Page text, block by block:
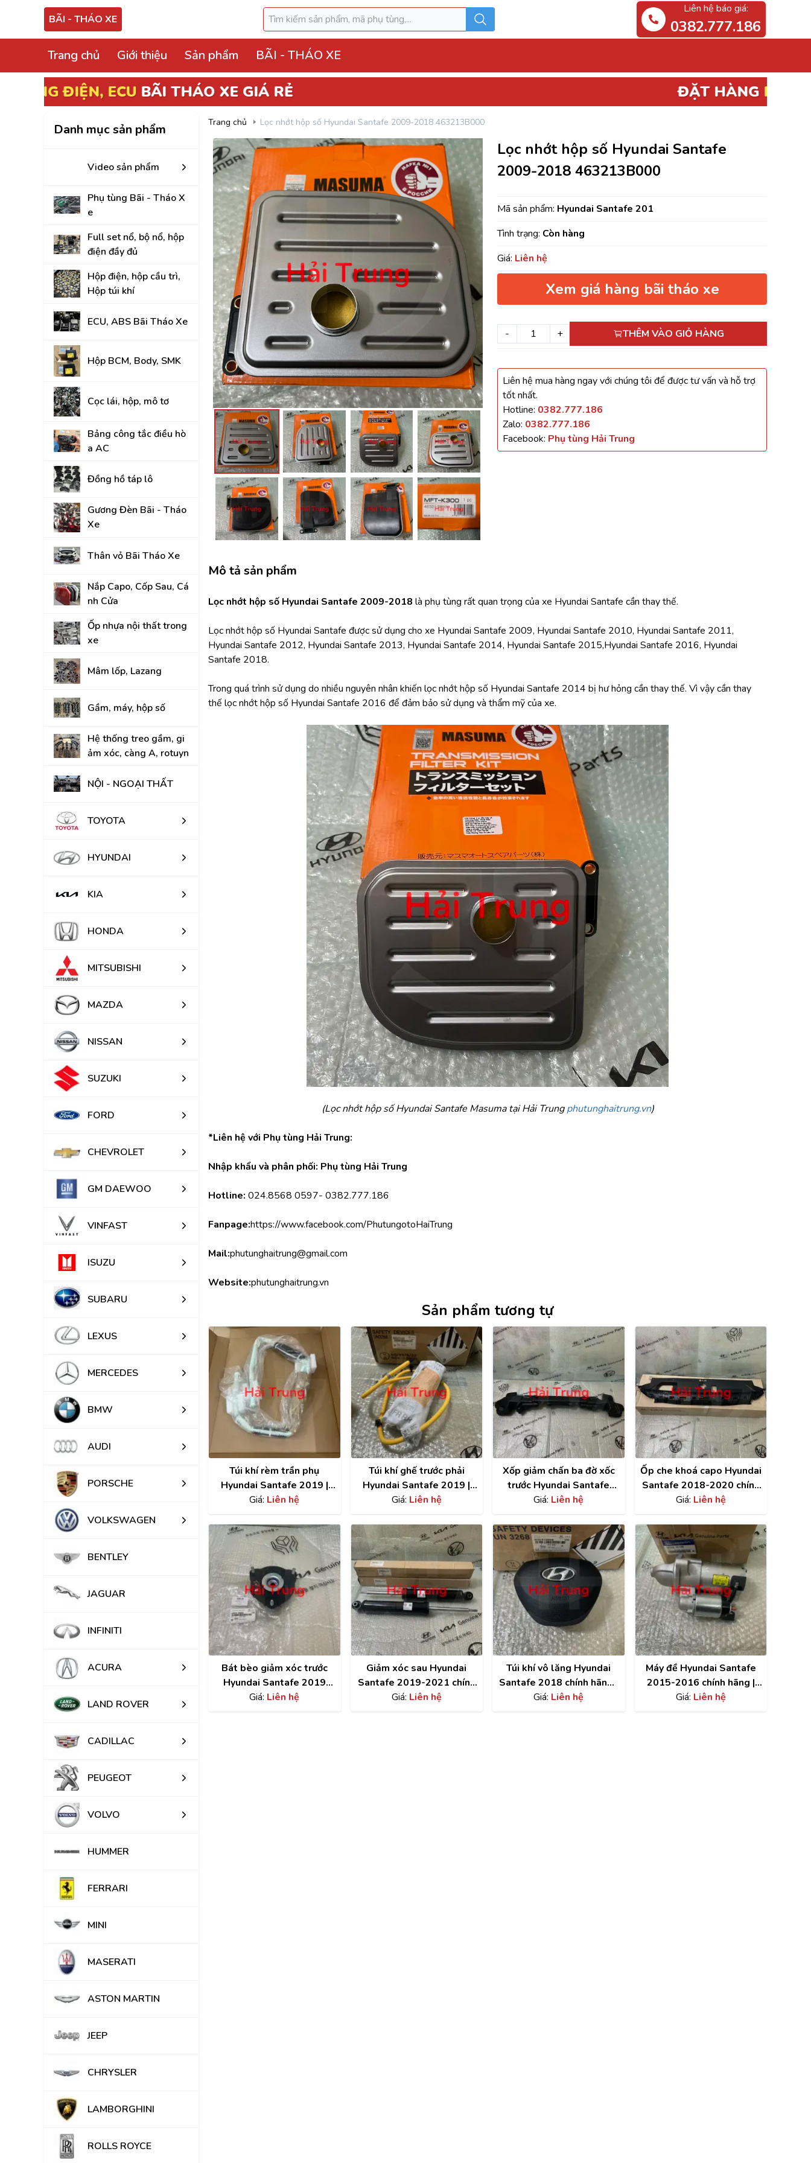
BÃI - THÁO XE
Liên hệ báo giá:
0382.777.186
Trang chủ Giới thiệu Sản phẩm
Video sản phẩm
Phụ tùng Bãi - Tháo Xe
Hộp điện, hộp cầu trì, Hộp túi khí
ECU, ABS Bãi Tháo Xe
Hộp BCM, Body, SMK
Cọc lái, hộp, mô tơ
Bảng công tắc điều hòa AC
Đồng hồ táp lô
Gương Đèn Bãi - Tháo Xe
Thân vỏ Bãi Tháo Xe
Nắp Capo, Cốp Sau, Cánh Cửa
Ốp nhựa nội thất trong xe
Mâm lốp, Lazang
Gầm, máy, hộp số
Hệ thống treo gầm, giảm xóc, càng
A, rotuyn
NỘI - NGOẠI THẤT
TOYOTA
HYUNDAI
BÃI - THÁO XE
PHỤ TÙNG ĐIỆN, ECU
Danh mục sản phẩm
Video sản phẩm
Phụ tùng Bãi - Tháo X
e
Full set nổ, bộ nổ, hộp
điện đầy đủ
Hộp điện, hộp cầu trì,
Hộp túi khí
ECU, ABS Bãi Tháo Xe
Hộp BCM, Body, SMK
Cọc lái, hộp, mô tơ
Bảng công tắc điều hò
a AC
Đồng hồ táp lô
Gương Đèn Bãi - Tháo
Xe
Thân vỏ Bãi Tháo Xe
Nắp Capo, Cốp Sau, Cá
nh Cửa
Ốp nhựa nội thất trong
xe
Mâm lốp, Lazang
Gầm, máy, hộp số
Hệ thống treo gầm, gi
ảm xóc, càng A, rotuyn
NỘI - NGOẠI THẤT
TOYOTA
HYUNDAI
KIA
HONDA
MITSUBISHI
MAZDA
NISSAN
SUZUKI
FORD
CHEVROLET
GM DAEWOO
VINFAST
ISUZU
SUBARU
LEXUS
MERCEDES
BMW
AUDI
PORSCHE
VOLKSWAGEN
BENTLEY
JAGUAR
INFINITI
ACURA
LAND ROVER
CADILLAC
PEUGEOT
VOLVO
HUMMER
FERRARI
MINI
MASERATI
ASTON MARTIN
JEEP
CHRYSLER
LAMBORGHINI
ROLLS ROYCE
Trang chủ Lọc nhớt hộp số Hyundai Santafe 2009-2018 463213B000
Lọc nhớt hộp số Hyundai Santafe
2009-2018 463213B000
Mã sản phẩm: Hyundai Santafe 201
Tình trạng: Còn hàng
Giá: Liên hệ
Xem giá hàng bãi tháo xe
- + THÊM VÀO GIỎ HÀNG
Liên hệ mua hàng ngay với chúng tôi để được tư vấn và hỗ trợ
tốt nhất.
Hotline: 0382.777.186
Zalo: 0382.777.186
Facebook: Phụ tùng Hải Trung
Mô tả sản phẩm
Lọc nhớt hộp số Hyundai Santafe 2009-2018 là phụ tùng rất quan trọng của xe Hyundai Santafe cần thay thế.
Lọc nhớt hộp số Hyundai Santafe được sử dụng cho xe Hyundai Santafe 2009, Hyundai Santafe 2010, Hyundai Santafe 2011,
Hyundai Santafe 2012, Hyundai Santafe 2013, Hyundai Santafe 2014, Hyundai Santafe 2015,Hyundai Santafe 2016, Hyundai
Santafe 2018.
Trong quá trình sử dụng do nhiều nguyên nhân khiến lọc nhớt hộp số Hyundai Santafe 2014 bị hư hỏng cần thay thế. Vì vậy cần thay
thế lọc nhớt hộp số Hyundai Santafe 2016 để đảm bảo sử dụng và thẩm mỹ của xe.
(Lọc nhớt hộp số Hyundai Santafe Masuma tại Hải Trung phutunghaitrung.vn)
*Liên hệ với Phụ tùng Hải Trung:
Nhập khẩu và phân phối: Phụ tùng Hải Trung
Hotline: 024.8568 0597- 0382.777.186
Fanpage:https://www.facebook.com/PhutungotoHaiTrung
Mail:phutunghaitrung@gmail.com
Website:phutunghaitrung.vn
Sản phẩm tương tự
Túi khí rèm trần phụ
Hyundai Santafe 2019 |
80420S1000
Giá: Liên hệ
Túi khí ghế trước phải
Hyundai Santafe 2019 |
80620S1000
Giá: Liên hệ
Xốp giảm chấn ba đờ xốc
trước Hyundai Santafe
2018-2022 chính hãng |
Giá: Liên hệ
Ốp che khoá capo Hyundai
Santafe 2018-2020 chính
hãng | 86390S1000
Giá: Liên hệ
Bát bèo giảm xóc trước
Hyundai Santafe 2019
chính hãng | 54610S1000
Giá: Liên hệ
Giảm xóc sau Hyundai
Santafe 2019-2021 chính
hãng | 55367S9450
Giá: Liên hệ
Túi khí vô lăng Hyundai
Santafe 2018 chính hãng |
80100S1500NNB
Giá: Liên hệ
Máy đề Hyundai Santafe
2015-2016 chính hãng |
361002F350
Giá: Liên hệ